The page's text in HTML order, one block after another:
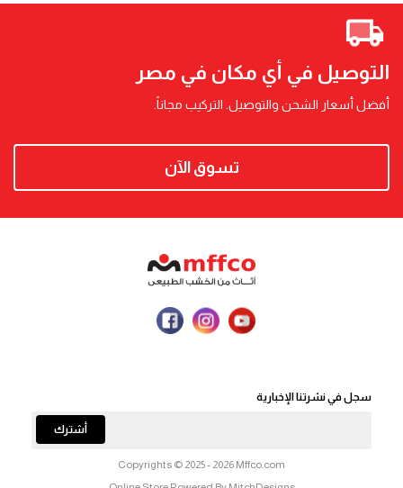
التوصيل في أي مكان في مصر
أفضل أسعار الشحن والتوصيل. التركيب مجاناً.
تسوق الآن
سجل في نشرتنا الإخبارية
أشترك
Copyrights © 2025 - 2026 Mffco.com